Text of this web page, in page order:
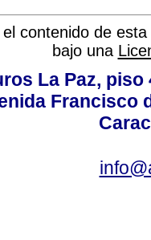
el contenido de
bajo una
La Paz,
Francisco